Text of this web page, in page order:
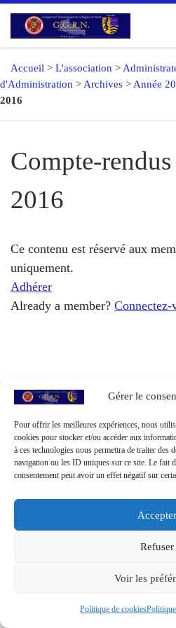
Gérer le
Pour offrir les meilleures expériences, nous
cookies pour stocker et/ou accéder aux
à ces technologies nous permettra de traiter des
navigation ou les ID uniques sur ce site. Le fait
consentement peut avoir un effet négatif sur
Accepter
Refuser
Voir les
Politique de cookies
Passer au contenu
Accueil > L'association >
d'Administration >Archives >Année
2016
Compte-
2016
Ce contenu est réservé aux
uniquement.
Adhérer
Already a member?
Nord– Tous droits
Propulsé par WP – Réalisé